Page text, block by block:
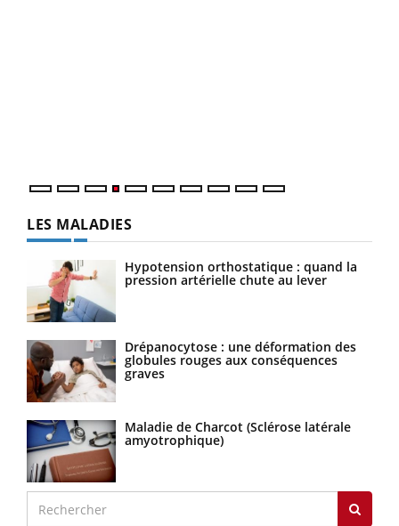
LES MALADIES
Hypotension orthostatique : quand la
pression artérielle chute au lever
Drépanocytose : une déformation des
globules rouges aux conséquences
graves
Maladie de Charcot (Sclérose latérale
amyotrophique)